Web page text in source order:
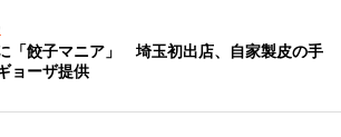
「餃子マニア」 埼玉初出店、自家製皮の手
ョーザ提供